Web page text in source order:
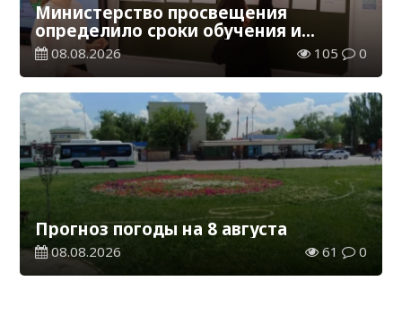
Министерство просвещения
определило сроки обучения и
каникул на 2026-2027 учебный год
08.08.2026 105 0
Прогноз погоды на 8 августа
08.08.2026 61 0